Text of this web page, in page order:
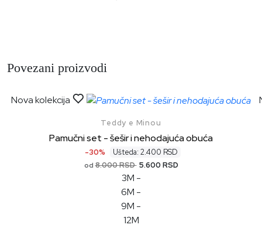
Povezani proizvodi
Nova kolekcija
Teddy e Minou
Pamučni set - šešir i nehodajuća obuća
-30% Ušteda: 2.400 RSD
od 8.000 RSD 5.600 RSD
3M -
6M -
9M -
12M